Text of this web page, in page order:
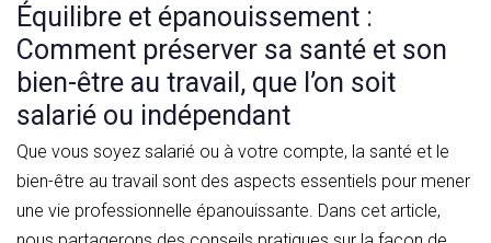
Équilibre et épanouissement :
Comment préserver sa santé et son
bien-être au travail, que l’on soit
salarié ou indépendant
Que vous soyez salarié ou à votre compte, la santé et le
bien-être au travail sont des aspects essentiels pour mener
une vie professionnelle épanouissante. Dans cet article,